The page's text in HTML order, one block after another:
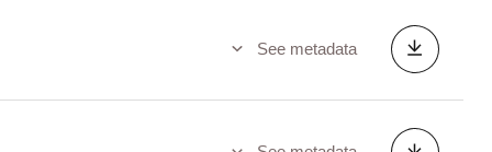
See metadata